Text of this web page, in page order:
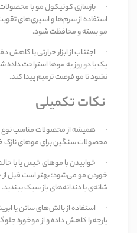
· بازسازی کوتیکول مو با
استفاده از سرم‌ها و اسپری‌های
مو بسته و محافظت شود.
· اجتناب از ابزار حرارتی یا کاهش
یک یا دو روز به موها استراحت داده
نشود تا مو فرصت ترمیم پیدا کند.
نکات تکمیلی
· همیشه از محصولات مناسب نوع
محصولات سنگین برای موهای نازک
· خوابیدن با موهای خیس یا با
خوردن مو می‌شود؛ بهتر است قبل از
شانه‌ی با دندانه‌های باز سبک ببندید.
· استفاده از بالش‌های ساتن یا
پارچه را کاهش داده و از موخوره